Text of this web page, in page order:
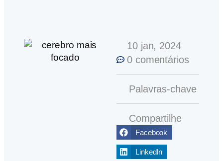
10 jan, 2024
0 comentários
Palavras-chave
Compartilhe
Facebook
LinkedIn